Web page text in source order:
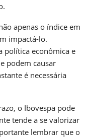
apenas o índice em
impactá-lo.
política econômica e
podem causar
é necessária
o Ibovespa pode
tende a se valorizar
lembrar que o